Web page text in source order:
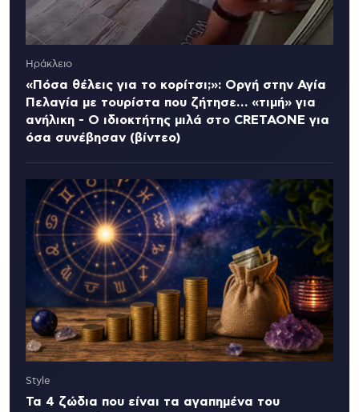
Ηράκλειο
«Πόσα θέλεις για το κορίτσι;»: Οργή στην Αγία
Πελαγία με τουρίστα που ζήτησε… «τιμή» για
ανήλικη - Ο ιδιοκτήτης μιλά στο CRETAONE για
όσα συνέβησαν (βίντεο)
Style
Τα 4 ζώδια που είναι τα αγαπημένα του